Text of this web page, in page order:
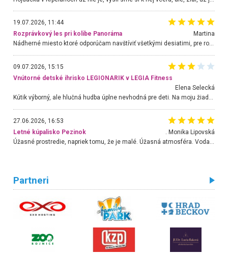
19.07.2026, 11:44
Rozprávkový les pri kolibe Panoráma
Martina
Nádherné miesto ktoré odporúčam navštíviť všetkými desiatimi, pre rodiny s deťmi, dôchodcom... Proste a jednoducho ozaj rozprávkový les.. určite ešte prídeme. Odniesli sme si na pamiatku krásne tričká,
09.07.2026, 15:15
Vnútorné detské ihrisko LEGIONARIK v LEGIA Fitness
Elena Selecká
Kútik výborný, ale hlučná hudba úplne nevhodná pre deti. Na moju žiadosť o aspoň sušenie nereagovali.
27.06.2026, 16:53
Letné kúpalisko Pezinok
. Monika Lipovská
Partneri